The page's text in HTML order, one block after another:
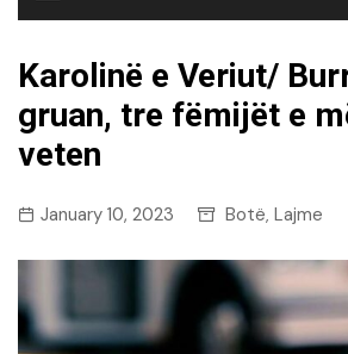
Karolinë e Veriut/
gruan, tre fëmijët e
veten
January 10, 2023 Botë, Lajme